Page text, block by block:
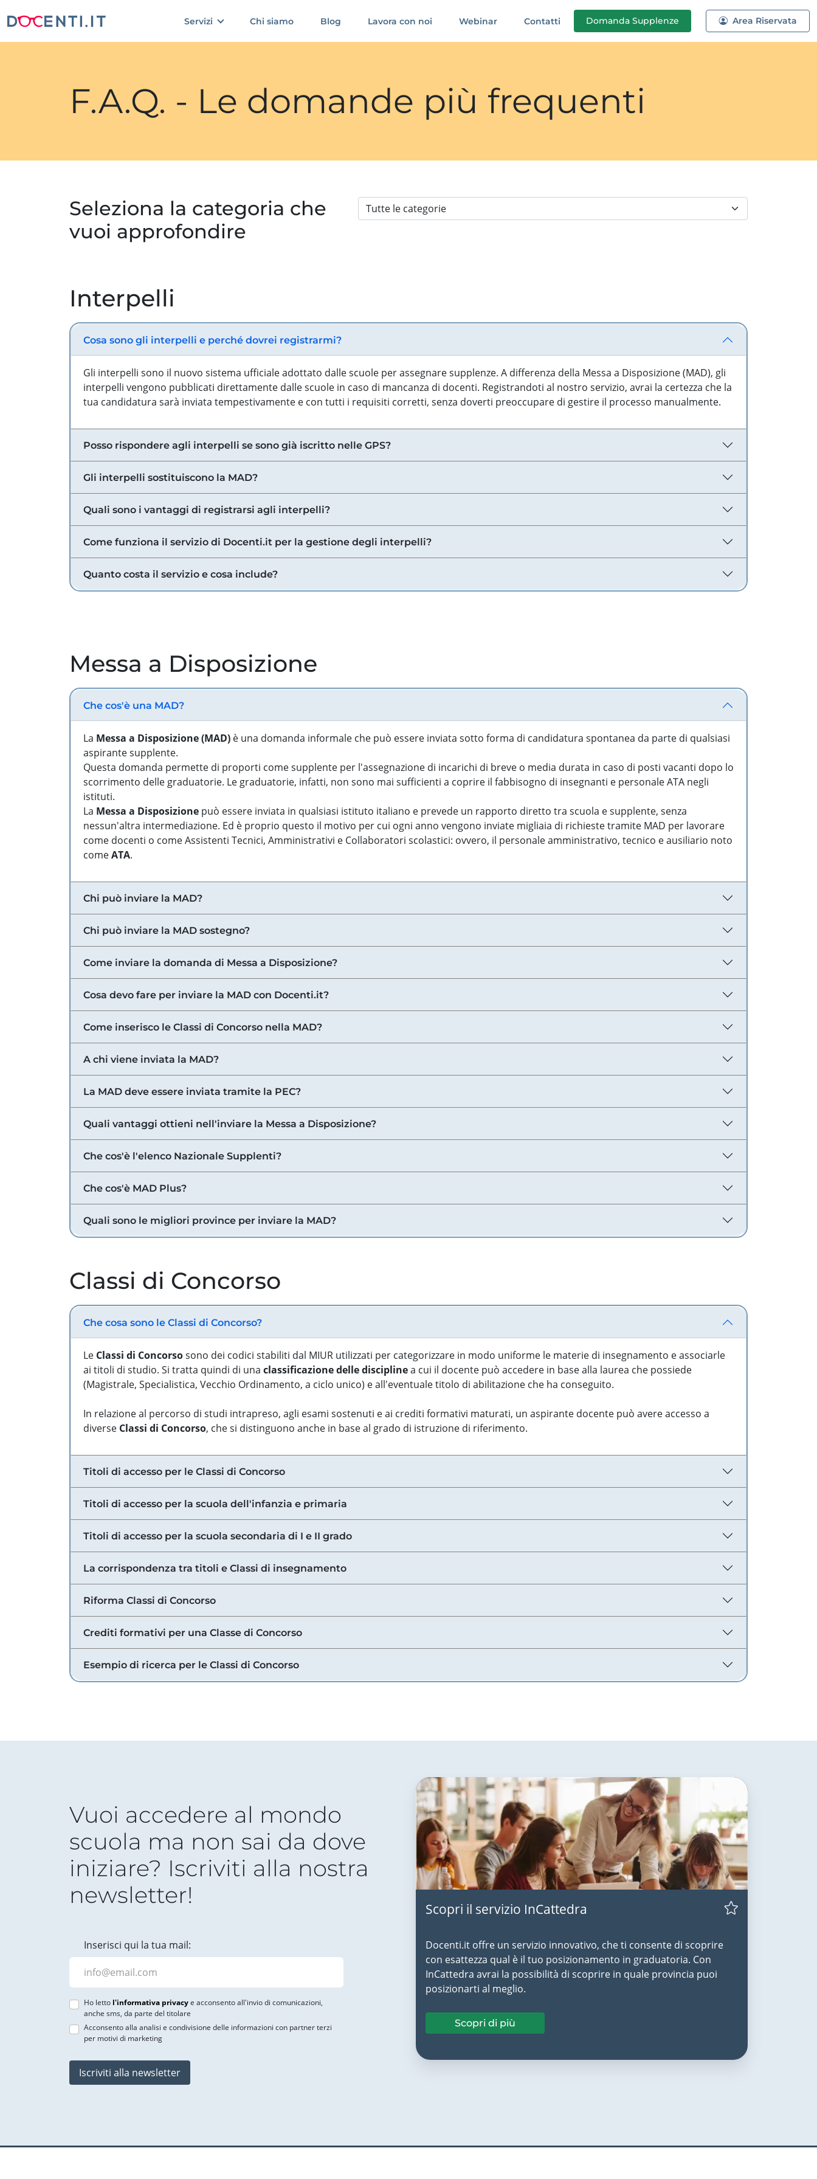
Servizi Chi siamo Blog Lavora con noi Webinar Contatti Domanda Supplenze Area Riservata
F.A.Q. - Le domande più frequenti
Seleziona la categoria che
vuoi approfondire
Interpelli
Cosa sono gli interpelli e perché dovrei registrarmi?
Gli interpelli sono il nuovo sistema ufficiale adottato dalle scuole per assegnare supplenze. A differenza della Messa a Disposizione (MAD), gli
interpelli vengono pubblicati direttamente dalle scuole in caso di mancanza di docenti. Registrandoti al nostro servizio, avrai la certezza che la
tua candidatura sarà inviata tempestivamente e con tutti i requisiti corretti, senza doverti preoccupare di gestire il processo manualmente.
Posso rispondere agli interpelli se sono già iscritto nelle GPS?
Gli interpelli sostituiscono la MAD?
Quali sono i vantaggi di registrarsi agli interpelli?
Come funziona il servizio di Docenti.it per la gestione degli interpelli?
Quanto costa il servizio e cosa include?
Messa a Disposizione
Che cos'è una MAD?
La Messa a Disposizione (MAD) è una domanda informale che può essere inviata sotto forma di candidatura spontanea da parte di qualsiasi
aspirante supplente.
Questa domanda permette di proporti come supplente per l'assegnazione di incarichi di breve o media durata in caso di posti vacanti dopo lo
scorrimento delle graduatorie. Le graduatorie, infatti, non sono mai sufficienti a coprire il fabbisogno di insegnanti e personale ATA negli
istituti.
La Messa a Disposizione può essere inviata in qualsiasi istituto italiano e prevede un rapporto diretto tra scuola e supplente, senza
nessun'altra intermediazione. Ed è proprio questo il motivo per cui ogni anno vengono inviate migliaia di richieste tramite MAD per lavorare
come docenti o come Assistenti Tecnici, Amministrativi e Collaboratori scolastici: ovvero, il personale amministrativo, tecnico e ausiliario noto
comeATA.
Chi può inviare la MAD?
Chi può inviare la MAD sostegno?
Come inviare la domanda di Messa a Disposizione?
Cosa devo fare per inviare la MAD con Docenti.it?
Come inserisco le Classi di Concorso nella MAD?
A chi viene inviata la MAD?
La MAD deve essere inviata tramite la PEC?
Quali vantaggi ottieni nell'inviare la Messa a Disposizione?
Che cos'è l'elenco Nazionale Supplenti?
Che cos'è MAD Plus?
Quali sono le migliori province per inviare la MAD?
Classi di Concorso
Che cosa sono le Classi di Concorso?
Le Classi di Concorsosono dei codici stabiliti dal MIUR utilizzati per categorizzare in modo uniforme le materie di insegnamento e associarle
ai titoli di studio. Si tratta quindi di una classificazione delle disciplinea cui il docente può accedere in base alla laurea che possiede
(Magistrale, Specialistica, Vecchio Ordinamento, a ciclo unico) e all'eventuale titolo di abilitazione che ha conseguito.
In relazione al percorso di studi intrapreso, agli esami sostenuti e ai crediti formativi maturati, un aspirante docente può avere accesso a
diverse Classi di Concorso, che si distinguono anche in base al grado di istruzione di riferimento.
Titoli di accesso per le Classi di Concorso
Titoli di accesso per la scuola dell'infanzia e primaria
Titoli di accesso per la scuola secondaria di I e II grado
La corrispondenza tra titoli e Classi di insegnamento
Riforma Classi di Concorso
Crediti formativi per una Classe di Concorso
Esempio di ricerca per le Classi di Concorso
Vuoi accedere al mondo
scuola ma non sai da dove
iniziare? Iscriviti alla nostra
newsletter!
Inserisci qui la tua mail:
Ho letto l'informativa privacye acconsento all'invio di comunicazioni,
anche sms, da parte del titolare
Acconsento alla analisi e condivisione delle informazioni con partner terzi
per motivi di marketing
Iscriviti alla newsletter
Scopri il servizio InCattedra
Docenti.it offre un servizio innovativo, che ti consente di scoprire
con esattezza qual è il tuo posizionamento in graduatoria. Con
InCattedra avrai la possibilità di scoprire in quale provincia puoi
posizionarti al meglio.
Scopri di più